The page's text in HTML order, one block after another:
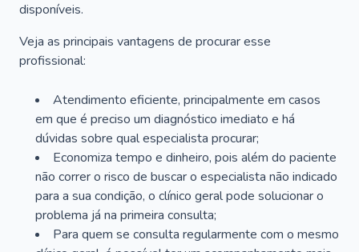
disponíveis.
Veja as principais vantagens de procurar esse
profissional:
Atendimento eficiente, principalmente em casos
em que é preciso um diagnóstico imediato e há
dúvidas sobre qual especialista procurar;
Economiza tempo e dinheiro, pois além do paciente
não correr o risco de buscar o especialista não indicado
para a sua condição, o clínico geral pode solucionar o
problema já na primeira consulta;
Para quem se consulta regularmente com o mesmo